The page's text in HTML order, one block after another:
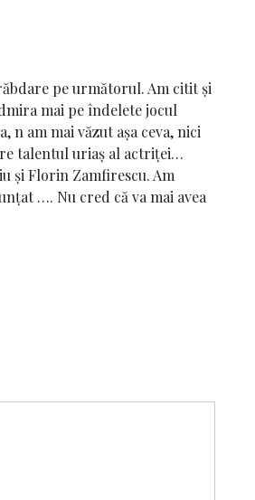
pe următorul. Am citit și
mai pe îndelete jocul
am mai văzut așa ceva, nici
talentul uriaș al actriței…
și Florin Zamfirescu. Am
…. Nu cred că va mai avea